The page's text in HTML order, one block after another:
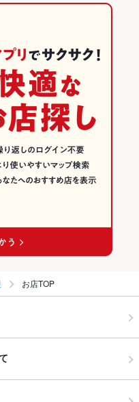
用意しております。
、ご家族さまでもどうぞ♪
ております★ご家族や仲間内、
しております！！
キング
お店TOP